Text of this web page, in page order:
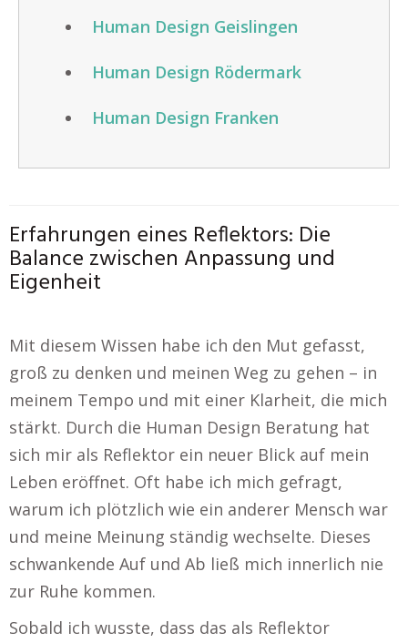
Human Design Geislingen
Human Design Rödermark
Human Design Franken
Erfahrungen eines Reflektors: Die
Balance zwischen Anpassung und
Eigenheit
Mit diesem Wissen habe ich den Mut gefasst,
groß zu denken und meinen Weg zu gehen – in
meinem Tempo und mit einer Klarheit, die mich
stärkt. Durch die Human Design Beratung hat
sich mir als Reflektor ein neuer Blick auf mein
Leben eröffnet. Oft habe ich mich gefragt,
warum ich plötzlich wie ein anderer Mensch war
und meine Meinung ständig wechselte. Dieses
schwankende Auf und Ab ließ mich innerlich nie
zur Ruhe kommen.
Sobald ich wusste, dass das als Reflektor